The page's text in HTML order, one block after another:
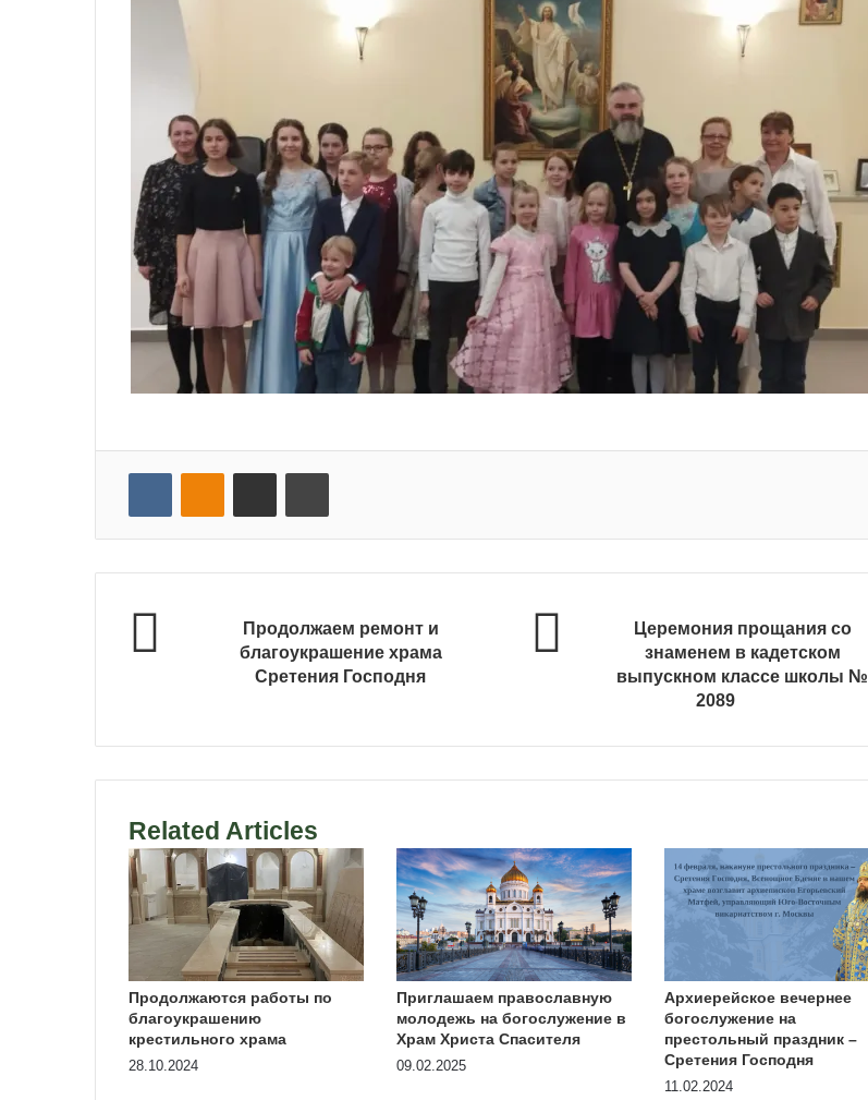
VKontakteOdnoklassniki
Поделиться по почте Распечатать
Продолжаем ремонт и
благоукрашение храма
Сретения Господня
Церемония прощания со
знаменем в кадетском
выпускном классе школы №
2089
Related Articles
Продолжаются работы по
благоукрашению
крестильного храма
28.10.2024
Приглашаем православную
молодежь на богослужение в
Храм Христа Спасителя
09.02.2025
Архиерейское вечернее
богослужение на
престольный праздник –
Сретения Господня
11.02.2024